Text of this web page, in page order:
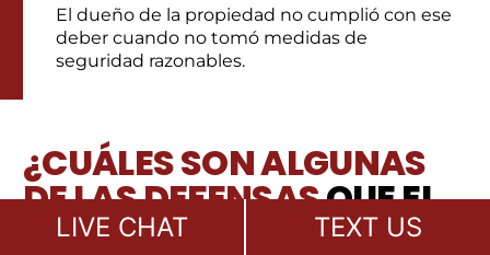
El dueño de la propiedad no cumplió con ese
deber cuando no tomó medidas de
seguridad razonables.
¿CUÁLES SON ALGUNAS
DE LAS DEFENSASQUE EL
ACUSADO PUEDE
LIVE CHAT TEXT US